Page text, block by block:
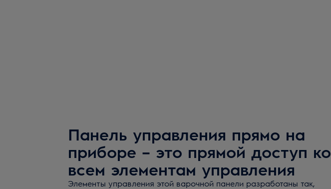
Панель управления прямо на
приборе – это прямой доступ ко
всем элементам управления
Элементы управления этой варочной панели разработаны так,